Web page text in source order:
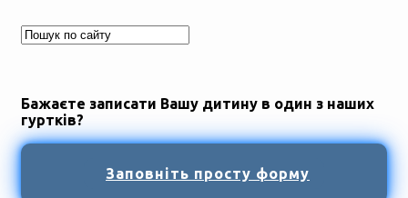
Бажаєте записати Вашу дитину в один з наших
гуртків?
Заповніть просту форму